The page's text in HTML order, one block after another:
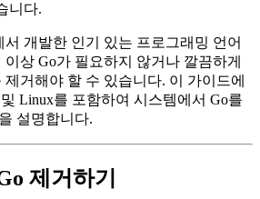
니다.
서 개발한 인기 있는 프로그래밍 언어
상 Go가 필요하지 않거나 깔끔하게
거해야 할 수 있습니다. 이 가이드에
및 Linux를 포함하여 시스템에서 Go를
설명합니다.
제거하기